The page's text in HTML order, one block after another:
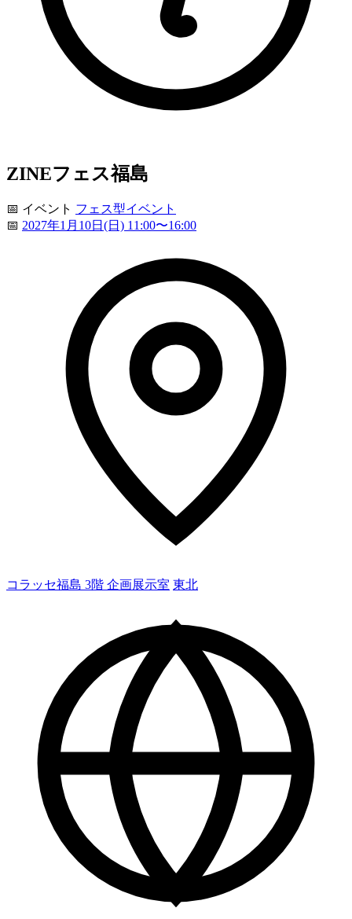
ZINEフェス福島
📅 イベント フェス型イベント
📅 2027年1月10日(日) 11:00〜16:00
コラッセ福島 3階 企画展示室 東北